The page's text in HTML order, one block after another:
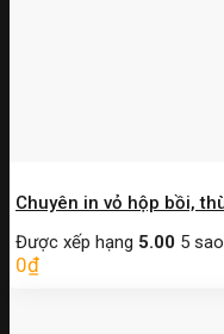
Chuyên in vỏ hộp bồi,
Được xếp hạng 5.00 5 sao
0₫